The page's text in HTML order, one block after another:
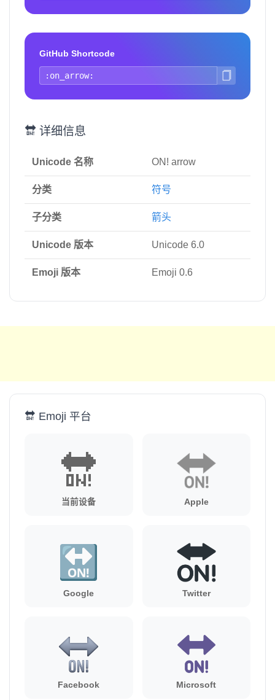
GitHub Shortcode
🔛 详细信息
Unicode 名称 ON! arrow
分类 符号
子分类 箭头
Unicode 版本 Unicode 6.0
Emoji 版本 Emoji 0.6
🔛 Emoji 平台
🔛
当前设备 Apple
Google Twitter
Facebook Microsoft